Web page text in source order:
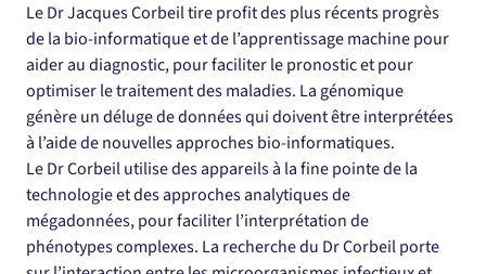
Le Dr Jacques Corbeil tire profit des plus récents progrès
de la bio-informatique et de l’apprentissage machine pour
aider au diagnostic, pour faciliter le pronostic et pour
optimiser le traitement des maladies. La génomique
génère un déluge de données qui doivent être interprétées
à l’aide de nouvelles approches bio-informatiques.
Le Dr Corbeil utilise des appareils à la fine pointe de la
technologie et des approches analytiques de
mégadonnées, pour faciliter l’interprétation de
phénotypes complexes. La recherche du Dr Corbeil porte